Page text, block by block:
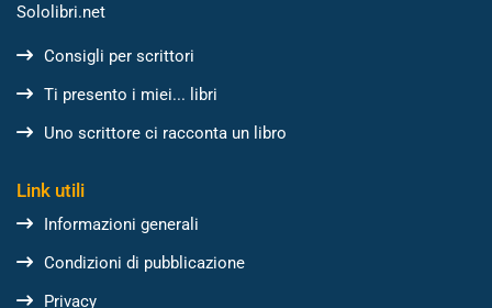
Sololibri.net
Consigli per scrittori
Ti presento i miei... libri
Uno scrittore ci racconta un libro
Link utili
Informazioni generali
Condizioni di pubblicazione
Privacy